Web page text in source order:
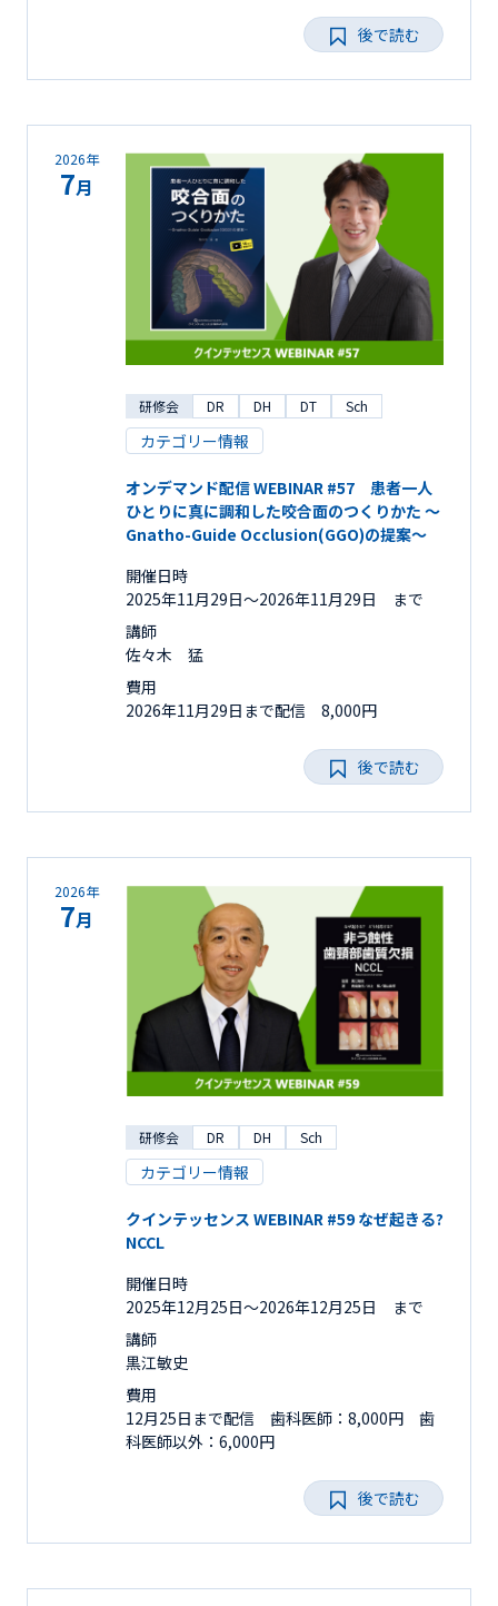
後で読む
2026年
7月
研修会 DR DH DT Sch
カテゴリー情報
オンデマンド配信 WEBINAR #57 患者一人
ひとりに真に調和した咬合面のつくりかた ～
Gnatho-Guide Occlusion(GGO)の提案～
開催日時
2025年11月29日〜2026年11月29日 まで
講師
佐々木 猛
費用
2026年11月29日まで配信 8,000円
後で読む
2026年
7月
研修会 DR DH Sch
カテゴリー情報
クインテッセンス WEBINAR #59 なぜ起きる?
NCCL
開催日時
2025年12月25日〜2026年12月25日 まで
講師
黒江敏史
費用
12月25日まで配信 歯科医師：8,000円 歯
科医師以外：6,000円
後で読む